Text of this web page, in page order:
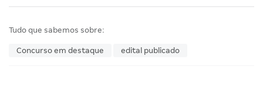
Tudo que sabemos sobre:
Concurso em destaque edital publicado